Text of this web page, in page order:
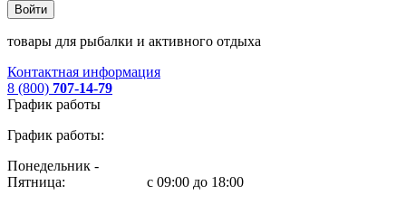
Войти
товары для рыбалки и активного отдыха
Контактная информация
8 (800) 707-14-79
График работы
График работы:
Понедельник -
Пятница:
с 09:00 до 18:00